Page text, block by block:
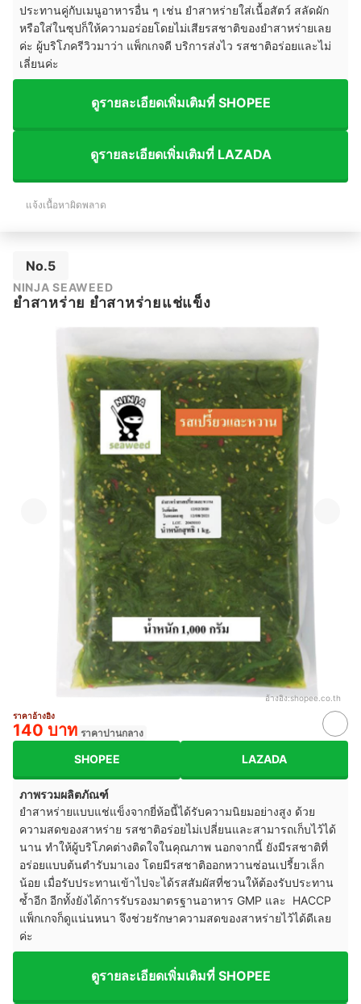
ประทานคู่กับเมนูอาหารอื่น ๆ เช่น ยำสาหร่ายใส่เนื้อสัตว์ สลัดผัก
หรือใส่ในซุปก็ให้ความอร่อยโดยไม่เสียรสชาติของยำสาหร่ายเลย
ค่ะ ผู้บริโภครีวิวมาว่า แพ็กเกจดี บริการส่งไว รสชาติอร่อยและไม่
เลี่ยนค่ะ
ดูรายละเอียดเพิ่มเติมที่ SHOPEE
ดูรายละเอียดเพิ่มเติมที่ LAZADA
แจ้งเนื้อหาผิดพลาด
No.5
NINJA SEAWEED
ยำสาหร่าย ยำสาหร่ายแช่แข็ง
อ้างอิง:shopee.co.th
ราคาอ้างอิง
140 บาท ราคาปานกลาง
SHOPEE LAZADA
ภาพรวมผลิตภัณฑ์
ยำสาหร่ายแบบแช่แข็งจากยี่ห้อนี้ได้รับความนิยมอย่างสูง ด้วย
ความสดของสาหร่าย รสชาติอร่อยไม่เปลี่ยนและสามารถเก็บไว้ได้
นาน ทำให้ผู้บริโภคต่างติดใจในคุณภาพ นอกจากนี้ ยังมีรสชาติที่
อร่อยแบบต้นตำรับมาเอง โดยมีรสชาติออกหวานซ่อนเปรี้ยวเล็ก
น้อย เมื่อรับประทานเข้าไปจะได้รสสัมผัสที่ชวนให้ต้องรับประทาน
ซ้ำอีก อีกทั้งยังได้การรับรองมาตรฐานอาหาร GMP และ HACCP
แพ็กเกจก็ดูแน่นหนา จึงช่วยรักษาความสดของสาหร่ายไว้ได้ดีเลย
ค่ะ
ดูรายละเอียดเพิ่มเติมที่ SHOPEE